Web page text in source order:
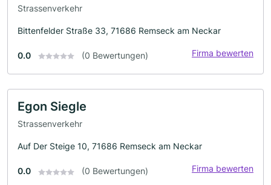
Strassenverkehr
Bittenfelder Straße 33, 71686 Remseck am Neckar
0.0 (0 Bewertungen) Firma bewerten
Egon Siegle
Strassenverkehr
Auf Der Steige 10, 71686 Remseck am Neckar
0.0 (0 Bewertungen) Firma bewerten